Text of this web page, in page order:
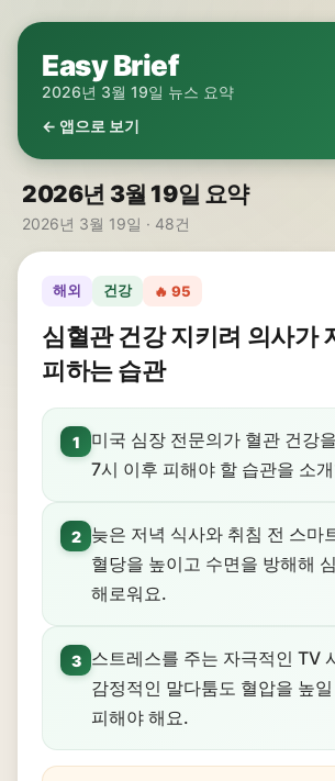
Easy Brief
2026년 3월 19일 뉴스 요약
← 앱으로 보기
2026년 3월 19일 요약
2026년 3월 19일 · 48건
해외 건강 🔥 95
심혈관 건강 지키려 의사가
피하는 습관
1
미국 심장 전문의가 혈관 건강
7시 이후 피해야 할 습관을 소
2
늦은 저녁 식사와 취침 전 스마
혈당을 높이고 수면을 방해해
해로워요.
3
스트레스를 주는 자극적인 TV
감정적인 말다툼도 혈압을 높
피해야 해요.